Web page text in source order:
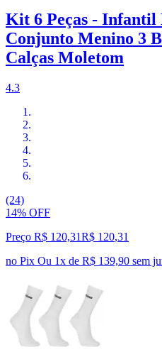
Kit 6 Peças - Infantil
Conjunto Menino 3
Calças Moletom
4.3
(24)
14% OFF
Preço R$ 120,31R$ 120,31
no Pix Ou 1x de R$ 139,90 sem